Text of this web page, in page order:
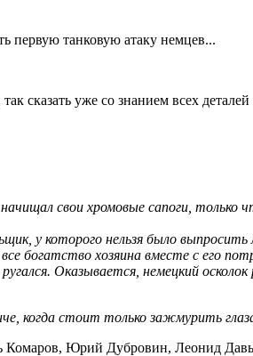
первую танковую атаку немцев...
сказать уже со знанием всех
свои хромовые сапоги,
у которого нельзя было выпросить
богатство хозяина вместе с его
Оказывается, немецкий
когда стоит только зажмурить
Комаров, Юрий Дубровин, Леонид